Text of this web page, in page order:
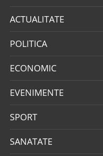
ACTUALITATE
POLITICA
ECONOMIC
EVENIMENTE
SPORT
SANATATE